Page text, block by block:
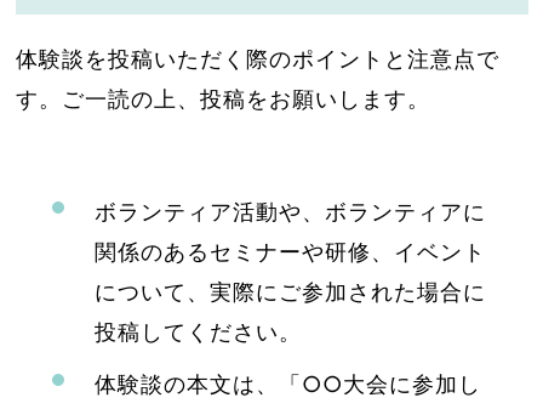
体験談を投稿いただく際のポイントと注意点で
す。ご一読の上、投稿をお願いします。
ボランティア活動や、ボランティアに
関係のあるセミナーや研修、イベント
について、実際にご参加された場合に
投稿してください。
体験談の本文は、「○○大会に参加し